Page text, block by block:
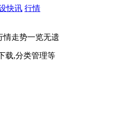
快讯 行情
情走势一览无遗
载,分类管理等